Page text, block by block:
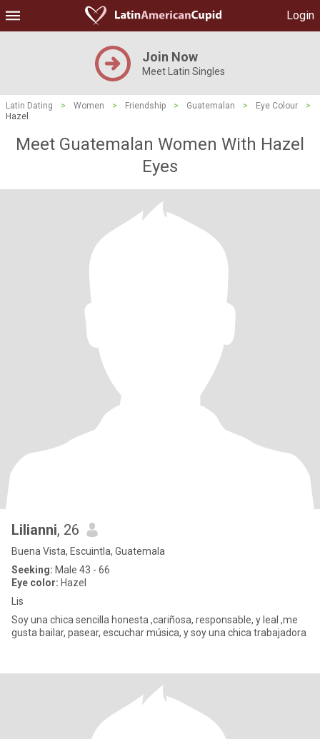
Login
Join Now
Meet Latin Singles
Latin Dating > Women > Friendship > Guatemalan > Eye Colour
>
Hazel
Meet Guatemalan Women With Hazel
Eyes
Lilianni, 26
Buena Vista, Escuintla, Guatemala
Seeking: Male 43 - 66
Eye color: Hazel
Lis
Soy una chica sencilla honesta ,cariñosa, responsable, y leal ,me
gusta bailar, pasear, escuchar música, y soy una chica trabajadora